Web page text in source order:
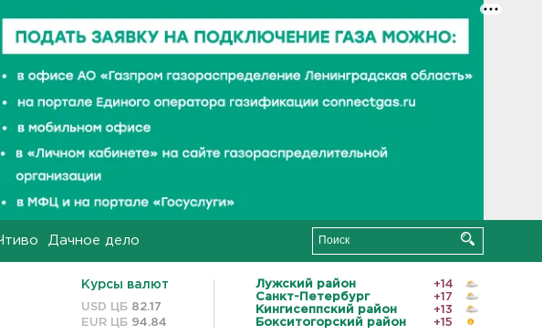
Дачное дело
Курсы валют
USD ЦБ 82.17
EUR ЦБ 94.84
Лужский район
+14
Санкт-Петербург
+17
Кингисеппский район
+13
Бокситогорский район
+15